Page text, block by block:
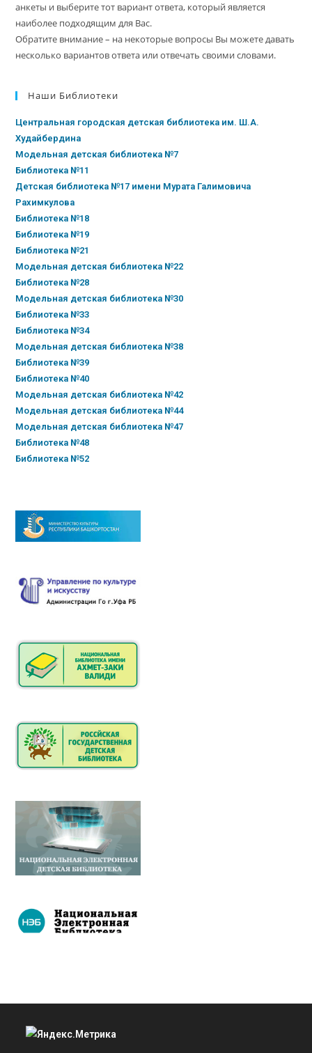
анкеты и выберите тот вариант ответа, который является
наиболее подходящим для Вас.
Обратите внимание – на некоторые вопросы Вы можете давать
несколько вариантов ответа или отвечать своими словами.
Наши Библиотеки
Центральная городская детская библиотека им. Ш.А.
Худайбердина
Модельная детская библиотека №7
Библиотека №11
Детская библиотека №17 имени Мурата Галимовича
Рахимкулова
Библиотека №18
Библиотека №19
Библиотека №21
Модельная детская библиотека №22
Библиотека №28
Модельная детская библиотека №30
Библиотека №33
Библиотека №34
Модельная детская библиотека №38
Библиотека №39
Библиотека №40
Модельная детская библиотека №42
Модельная детская библиотека №44
Модельная детская библиотека №47
Библиотека №48
Библиотека №52